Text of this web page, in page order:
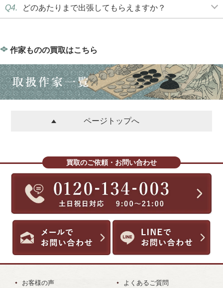
Q4. どのあたりまで出張してもらえますか？
作家ものの買取はこちら
ページトップへ
買取のご依頼・お問い合わせ
お客様の声 よくあるご質問